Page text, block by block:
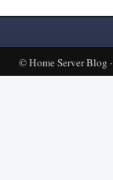
©Home Server Blog